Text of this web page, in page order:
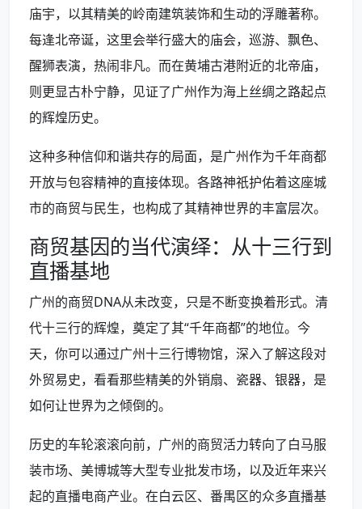
庙宇，以其精美的岭南建筑装饰和生动的浮雕著称。
每逢北帝诞，这里会举行盛大的庙会，巡游、飘色、
醒狮表演，热闹非凡。而在黄埔古港附近的北帝庙，
则更显古朴宁静，见证了广州作为海上丝绸之路起点
的辉煌历史。
这种多种信仰和谐共存的局面，是广州作为千年商都
开放与包容精神的直接体现。各路神祇护佑着这座城
市的商贸与民生，也构成了其精神世界的丰富层次。
商贸基因的当代演绎：从十三行到
直播基地
广州的商贸DNA从未改变，只是不断变换着形式。清
代十三行的辉煌，奠定了其“千年商都”的地位。今
天，你可以通过广州十三行博物馆，深入了解这段对
外贸易史，看看那些精美的外销扇、瓷器、银器，是
如何让世界为之倾倒的。
历史的车轮滚滚向前，广州的商贸活力转向了白马服
装市场、美博城等大型专业批发市场，以及近年来兴
起的直播电商产业。在白云区、番禺区的众多直播基